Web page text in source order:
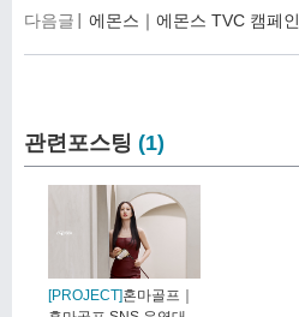
다음글
에몬스｜에몬스 TVC 캠페인
관련포스팅 (1)
[PROJECT]혼마골프｜